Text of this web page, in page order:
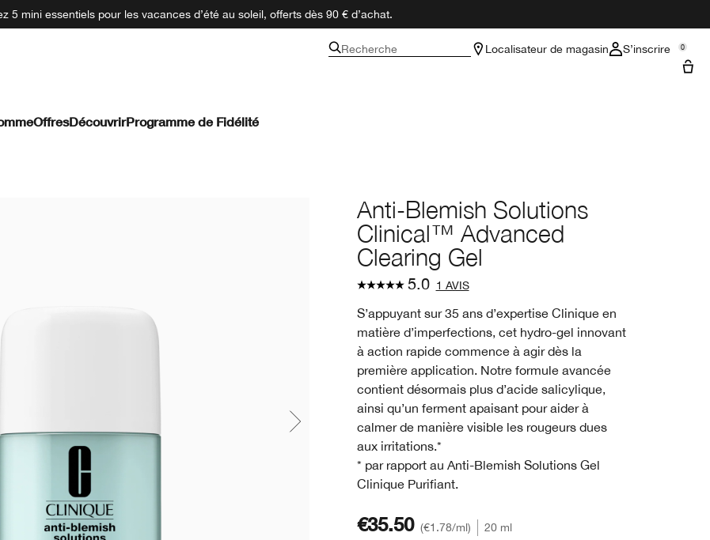
5 mini essentiels pour les vacances d’été au soleil, offerts dès 90 € d’achat.
Recherche Localisateur de magasin S’inscrire 0
OffresDécouvrirProgramme de Fidélité
Anti-Blemish Solutions
Clinical™ Advanced
Clearing Gel
5.0 1 AVIS
S’appuyant sur 35 ans d’expertise Clinique en
matière d’imperfections, cet hydro-gel innovant
à action rapide commence à agir dès la
première application. Notre formule avancée
contient désormais plus d’acide salicylique,
ainsi qu’un ferment apaisant pour aider à
calmer de manière visible les rougeurs dues
aux irritations.*
* par rapport au Anti-Blemish Solutions Gel
Clinique Purifiant.
€35.50 €1.78/ml 20 ml